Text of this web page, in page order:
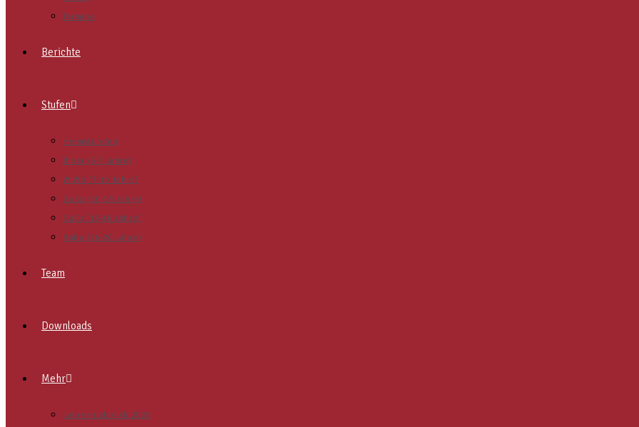
Termine
Berichte
Stufen
Heimstunden
Biber (5-7 Jahre)
WiWö (7-10 Jahre)
GuSp (10-13 Jahre)
CaEx (13-16 Jahre)
RaRo (16-20 Jahre)
Team
Downloads
Mehr
Jahresrückblick 2025